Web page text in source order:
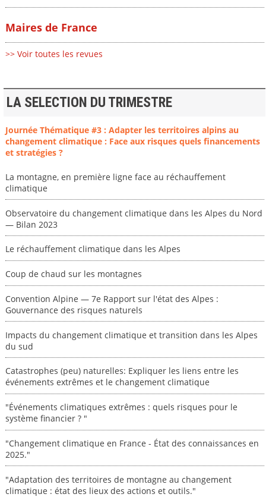
Maires de France
>> Voir toutes les revues
LA SELECTION DU TRIMESTRE
Journée Thématique #3 : Adapter les territoires alpins au
changement climatique : Face aux risques quels financements
et stratégies ?
La montagne, en première ligne face au réchauffement
climatique
Observatoire du changement climatique dans les Alpes du Nord
— Bilan 2023
Le réchauffement climatique dans les Alpes
Coup de chaud sur les montagnes
Convention Alpine — 7e Rapport sur l'état des Alpes :
Gouvernance des risques naturels
Impacts du changement climatique et transition dans les Alpes
du sud
Catastrophes (peu) naturelles: Expliquer les liens entre les
événements extrêmes et le changement climatique
"Événements climatiques extrêmes : quels risques pour le
système financier ? "
"Changement climatique en France - État des connaissances en
2025."
"Adaptation des territoires de montagne au changement
climatique : état des lieux des actions et outils."